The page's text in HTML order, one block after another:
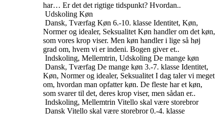
har… Er det det rigtige tidspunkt? Hvordan..
Udskoling Køn
Dansk, Tværfag Køn 6.-10. klasse Identitet, Køn,
Normer og idealer, Seksualitet Køn handler om det køn,
som vores krop viser. Men køn handler i lige så høj
grad om, hvem vi er indeni. Bogen giver et..
Indskoling, Mellemtrin, Udskoling De mange køn
Dansk, Tværfag De mange køn 3.-7. klasse Identitet,
Køn, Normer og idealer, Seksualitet I dag taler vi meget
om, hvordan man opfatter køn. De fleste har et køn,
som svarer til det, deres krop viser, men sådan er..
Indskoling, Mellemtrin Vitello skal være storebror
Dansk Vitello skal være storebror 0.-4. klasse